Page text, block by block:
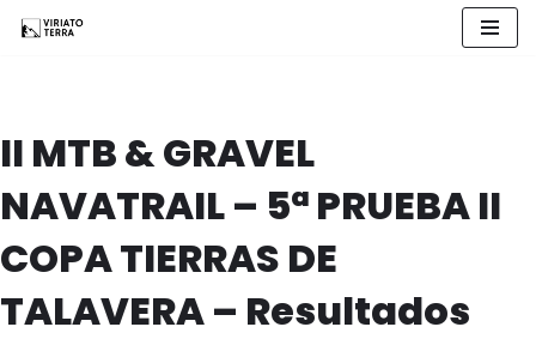
II MTB & GRAVEL
NAVATRAIL – 5ª PRUEBA II
COPA TIERRAS DE
TALAVERA – Resultados